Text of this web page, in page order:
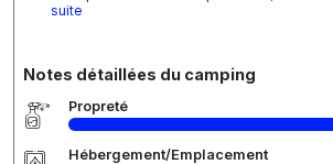
suite
Notes détaillées du camping
Propreté
Hébergement/Emplacement